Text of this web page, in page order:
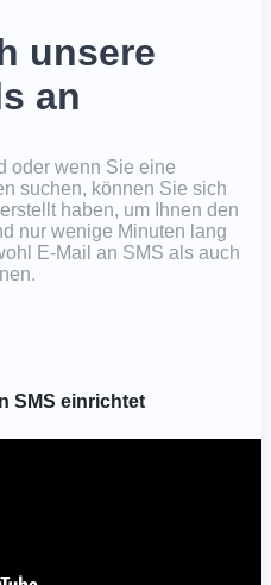
unsere
an
oder wenn Sie eine
suchen, können Sie sich
haben, um Ihnen den
nur wenige Minuten lang
E-Mail an SMS als auch
SMS einrichtet